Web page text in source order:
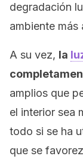
degradación
ambiente más
A su vez, la
amplios que
el interior sea
todo si se ha
que se